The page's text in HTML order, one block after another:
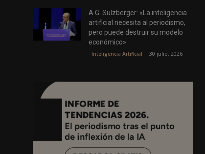
A.G. Sulzberger: «La inteligencia
artificial necesita al periodismo,
pero puede destruir su modelo
económico»
Inteligencia Artificial 30 julio, 2026